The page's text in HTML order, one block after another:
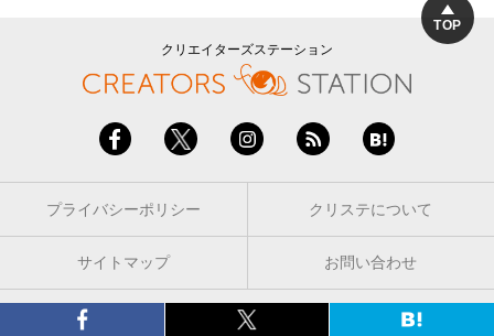
TOP
クリエイターズステーション
プライバシーポリシー クリステについて
サイトマップ お問い合わせ